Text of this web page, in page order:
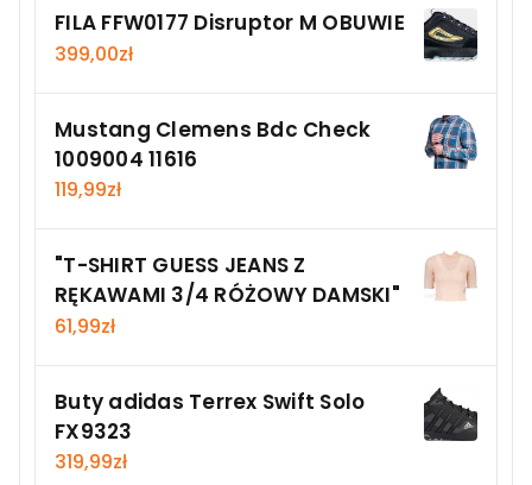
FILA FFW0177 Disruptor M OBUWIE
399,00zł
Mustang Clemens Bdc Check
1009004 11616
119,99zł
"T-SHIRT GUESS JEANS Z
RĘKAWAMI 3/4 RÓŻOWY DAMSKI"
61,99zł
Buty adidas Terrex Swift Solo
FX9323
319,99zł